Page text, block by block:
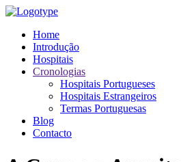
Home
Introdução
Hospitais
Cronologias
Hospitais Portugueses
Hospitais Estrangeiros
Termas Portuguesas
Blog
Contacto